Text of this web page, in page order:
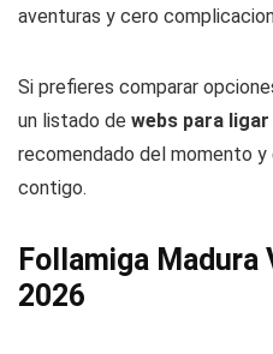
aventuras y cero
Si prefieres comparar
un listado de webs para ligar
recomendado del momento y
contigo.
Follamiga Madura
2026